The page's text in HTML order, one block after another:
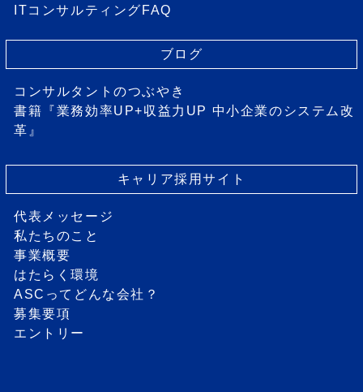
ITコンサルティングFAQ
ブログ
コンサルタントのつぶやき
書籍『業務効率UP+収益力UP 中小企業のシステム改
革』
キャリア採用サイト
代表メッセージ
私たちのこと
事業概要
はたらく環境
ASCってどんな会社？
募集要項
エントリー